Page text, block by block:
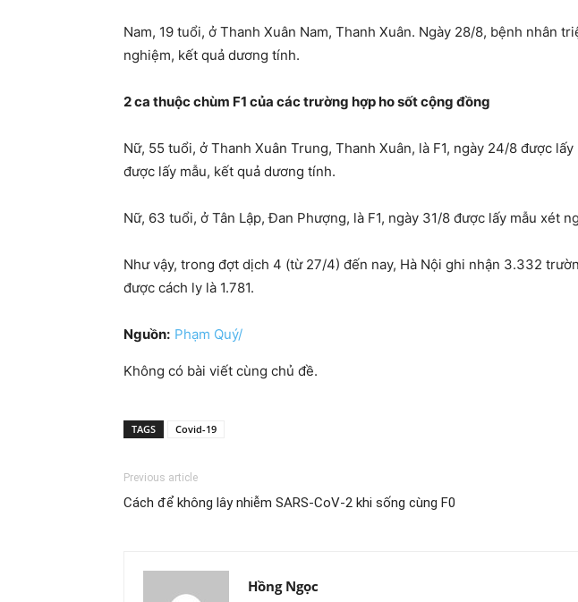
Nam, 19 tuổi, ở Thanh Xuân Nam, Thanh Xuân. Ngày 28/8, bệnh nhân
nghiệm, kết quả dương tính.
2 ca thuộc chùm F1 của các trường hợp ho sốt cộng đồng
Nữ, 55 tuổi, ở Thanh Xuân Trung, Thanh Xuân, là F1, ngày 24/8 được
được lấy mẫu, kết quả dương tính.
Nữ, 63 tuổi, ở Tân Lập, Đan Phượng, là F1, ngày 31/8 được lấy mẫu xét
Như vậy, trong đợt dịch 4 (từ 27/4) đến nay, Hà Nội ghi nhận 3.332
được cách ly là 1.781.
Nguồn: Phạm Quý/
Không có bài viết cùng chủ đề.
TAGS Covid-19
Previous article
Cách để không lây nhiễm SARS-CoV-2 khi sống cùng F0
Hồng Ngọc